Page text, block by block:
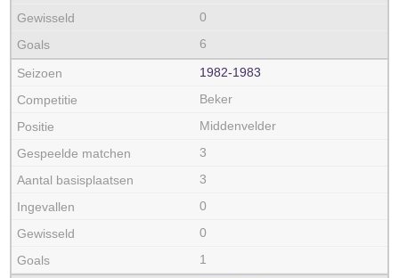
0
6
1982‑1983
Beker
Middenvelder
3
3
0
0
1